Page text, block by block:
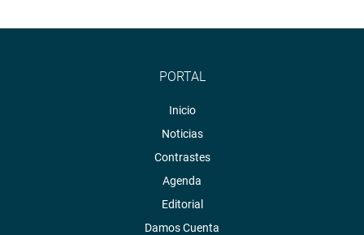
PORTAL
Inicio
Noticias
Contrastes
Agenda
Editorial
Damos Cuenta